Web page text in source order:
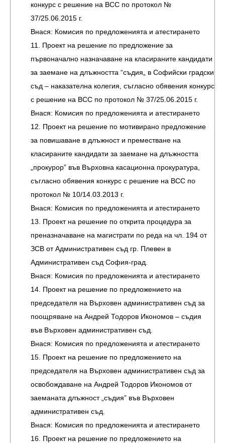
конкурс с решение на ВСС по протокол №
37/25.06.2015 г.
Внася: Комисия по предложенията и атестирането
11. Проект на решение по предложение за
първоначално назначаване на класираните кандидати
за заемане на длъжността “съдия„ в Софийски градски
съд – наказателна колегия, съгласно обявения конкурс
с решение на ВСС по протокол № 37/25.06.2015 г.
Внася: Комисия по предложенията и атестирането
12. Проект на решение по мотивирано предложение
за повишаване в длъжност и преместване на
класираните кандидати за заемане на длъжността
„прокурор” във Върховна касационна прокуратура,
съгласно обявения конкурс с решение на ВСС по
протокол № 10/14.03.2013 г.
Внася: Комисия по предложенията и атестирането
13. Проект на решение по открита процедура за
преназначаване на магистрати по реда на чл. 194 от
ЗСВ от Административен съд гр. Плевен в
Административен съд София-град.
Внася: Комисия по предложенията и атестирането
14. Проект на решение по предложението на
председателя на Върховен административен съд за
поощряване на Андрей Тодоров Икономов – съдия
във Върховен административен съд.
Внася: Комисия по предложенията и атестирането
15. Проект на решение по предложението на
председателя на Върховен административен съд за
освобождаване на Андрей Тодоров Икономов от
заеманата длъжност „съдия” във Върховен
административен съд.
Внася: Комисия по предложенията и атестирането
16. Проект на решение по предложението на